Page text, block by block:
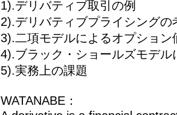
1).デリバティブ取引の例
2).デリバティブプライシングの
3).二項モデルによるオプション
4).ブラック・ショールズモデ
5).実務上の課題
WATANABE：